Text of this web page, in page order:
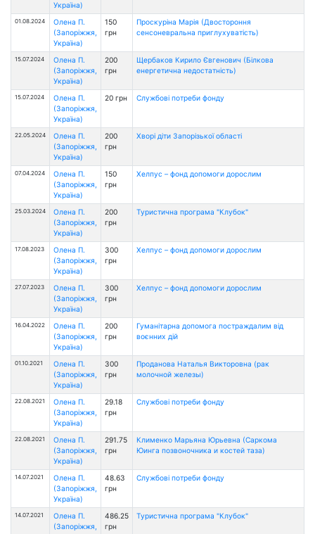
Україна)
01.08.2024
Олена П.
(Запоріжжя,
Україна)
150
грн
Проскурiна Марiя (Двостороння
сенсоневральна приглухуватiсть)
15.07.2024
Олена П.
(Запоріжжя,
Україна)
200
грн
Щербаков Кирило Євгенович (Білкова
енергетична недостатність)
15.07.2024
Олена П.
(Запоріжжя,
Україна)
20 грн Службові потреби фонду
22.05.2024
Олена П.
(Запоріжжя,
Україна)
200
грн
Хворі діти Запорізької області
07.04.2024
Олена П.
(Запоріжжя,
Україна)
150
грн
Хелпус – фонд допомоги дорослим
25.03.2024
Олена П.
(Запоріжжя,
Україна)
200
грн
Туристична програма "Клубок"
17.08.2023
Олена П.
(Запоріжжя,
Україна)
300
грн
Хелпус – фонд допомоги дорослим
27.07.2023
Олена П.
(Запоріжжя,
Україна)
300
грн
Хелпус – фонд допомоги дорослим
16.04.2022
Олена П.
(Запоріжжя,
Україна)
200
грн
Гуманітарна допомога постраждалим від
воєнних дій
01.10.2021
Олена П.
(Запоріжжя,
Україна)
300
грн
Проданова Наталья Викторовна (рак
молочной железы)
22.08.2021
Олена П.
(Запоріжжя,
Україна)
29.18
грн
Службові потреби фонду
22.08.2021
Олена П.
(Запоріжжя,
Україна)
291.75
грн
Клименко Марьяна Юрьевна (Саркома
Юинга позвоночника и костей таза)
14.07.2021
Олена П.
(Запоріжжя,
Україна)
48.63
грн
Службові потреби фонду
14.07.2021
Олена П.
(Запоріжжя,
486.25
грн
Туристична програма "Клубок"